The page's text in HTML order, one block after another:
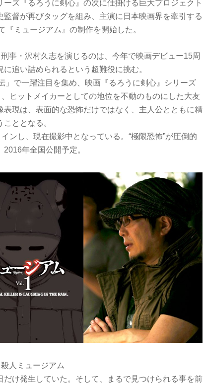
ズ『るろうに剣心』の次に仕掛ける巨大プロジェクト
督が再びタッグを組み、主演に日本映画界を牽引する
ミュージアム』の制作を開始した。
事・沢村久志を演じるのは、今年で映画デビュー15周
追い詰められるという超難役に挑む。
」で一躍注目を集め、映画『るろうに剣心』シリーズ
ヒットメイカーとしての地位を不動のものにした大友
現は、表面的な恐怖だけではなく、主人公とともに精
ととなる。
ンし、現在撮影中となっている。“極限恐怖”が圧倒的
年全国公開予定。
人ミュージアム
け発生していた。そして、まるで見つけられる事を前